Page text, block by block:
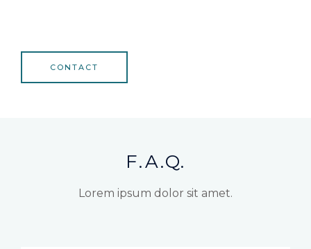
CONTACT
F.A.Q.
Lorem ipsum dolor sit amet.